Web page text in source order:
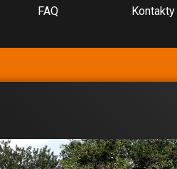
FAQ Kontakty